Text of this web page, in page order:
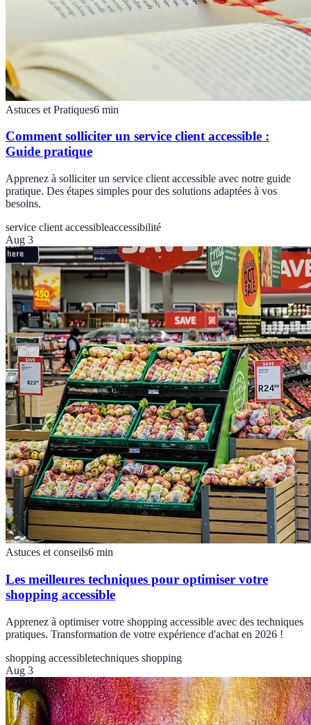
Astuces et Pratiques6 min
Comment solliciter un service client accessible :
Guide pratique
Apprenez à solliciter un service client accessible avec notre guide
pratique. Des étapes simples pour des solutions adaptées à vos
besoins.
service client accessibleaccessibilité
Aug 3
Astuces et conseils6 min
Les meilleures techniques pour optimiser votre
shopping accessible
Apprenez à optimiser votre shopping accessible avec des techniques
pratiques. Transformation de votre expérience d'achat en 2026 !
shopping accessibletechniques shopping
Aug 3